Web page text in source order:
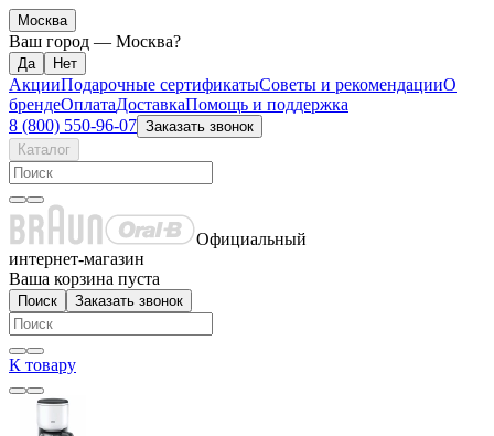
Москва
Ваш город — Москва?
АкцииПодарочные сертификатыСоветы и рекомендацииО
брендеОплатаДоставкаПомощь и поддержка
8 (800) 550-96-07 Заказать звонок
Каталог
Официальный
интернет-магазин
Ваша корзина пуста
Поиск Заказать звонок
К товару